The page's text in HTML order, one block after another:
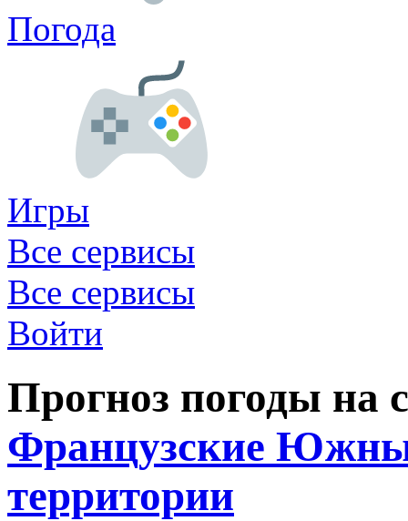
Погода
Игры
Все сервисы
Все сервисы
Войти
Прогноз погоды на
Французские
территории